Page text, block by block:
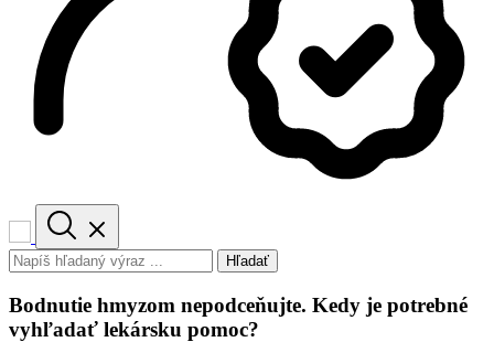
Hľadať
Bodnutie hmyzom nepodceňujte. Kedy je potrebné
vyhľadať lekársku pomoc?